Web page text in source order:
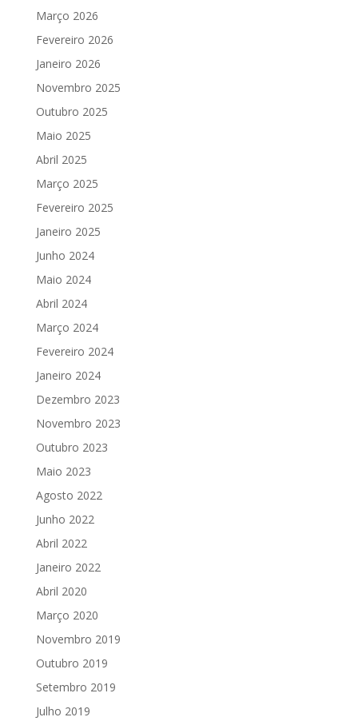
Março 2026
Fevereiro 2026
Janeiro 2026
Novembro 2025
Outubro 2025
Maio 2025
Abril 2025
Março 2025
Fevereiro 2025
Janeiro 2025
Junho 2024
Maio 2024
Abril 2024
Março 2024
Fevereiro 2024
Janeiro 2024
Dezembro 2023
Novembro 2023
Outubro 2023
Maio 2023
Agosto 2022
Junho 2022
Abril 2022
Janeiro 2022
Abril 2020
Março 2020
Novembro 2019
Outubro 2019
Setembro 2019
Julho 2019